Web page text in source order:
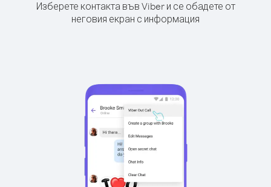
Изберете контакта във Viber и се обадете от
неговия екран с информация